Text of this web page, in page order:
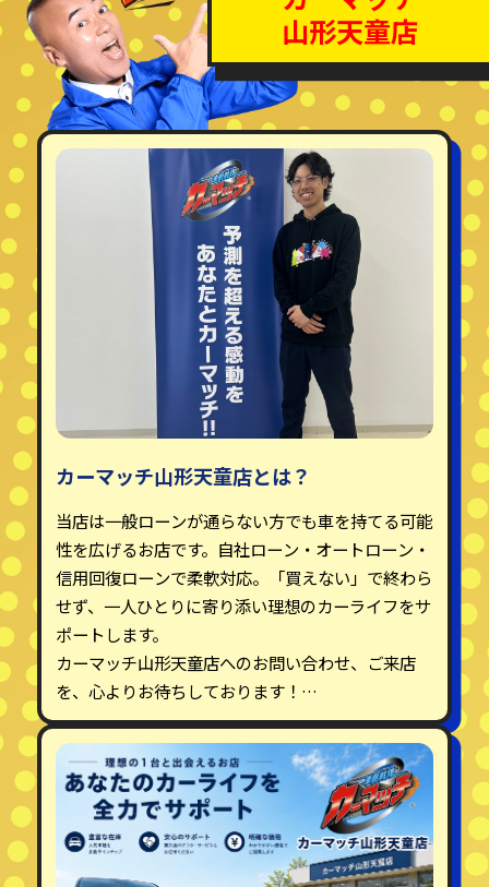
山形天童店
カーマッチ山形天童店とは？
当店は一般ローンが通らない方でも車を持てる可能
性を広げるお店です。自社ローン・オートローン・
信用回復ローンで柔軟対応。「買えない」で終わら
せず、一人ひとりに寄り添い理想のカーライフをサ
ポートします。
カーマッチ山形天童店へのお問い合わせ、ご来店
を、心よりお待ちしております！